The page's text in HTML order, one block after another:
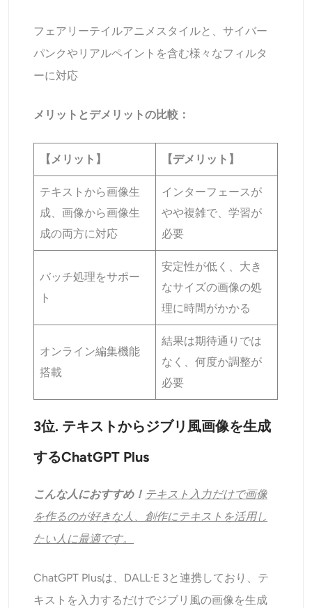
フェアリーテイルアニメスタイルと、サイバー
パンクやリアルペイントを含む様々なフィルタ
ーに対応
メリットとデメリットの比較：
【メリット】 【デメリット】
テキストから画像生
成、画像から画像生
成の両方に対応
インターフェースが
やや複雑で、学習が
必要
バッチ処理をサポー
ト
安定性が低く、大き
なサイズの画像の処
理に時間がかかる
オンライン編集機能
搭載
結果は期待通りでは
なく、何度か調整が
必要
3位. テキストからジブリ風画像を生成
するChatGPT Plus
こんな人におすすめ！ テキスト入力だけで画像
を作るのが好きな人、創作にテキストを活用し
たい人に最適です。
ChatGPT Plusは、DALL·E 3と連携しており、テ
キストを入力するだけでジブリ風の画像を生成